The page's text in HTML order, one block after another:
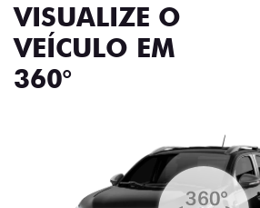
VISUALIZE O
VEÍCULO EM
360°